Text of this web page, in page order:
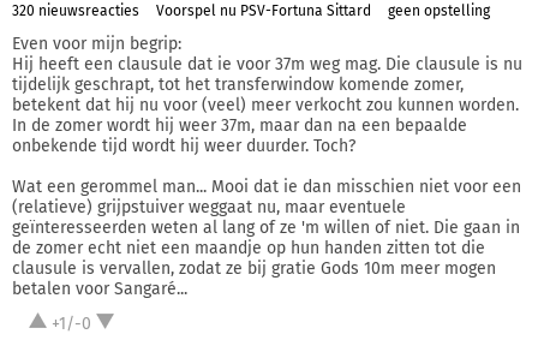
320 nieuwsreacties Voorspel nu PSV-Fortuna Sittard geen opstelling
Even voor mijn begrip:
Hij heeft een clausule dat ie voor 37m weg mag. Die clausule is nu
tijdelijk geschrapt, tot het transferwindow komende zomer,
betekent dat hij nu voor (veel) meer verkocht zou kunnen worden.
In de zomer wordt hij weer 37m, maar dan na een bepaalde
onbekende tijd wordt hij weer duurder. Toch?
Wat een gerommel man... Mooi dat ie dan misschien niet voor een
(relatieve) grijpstuiver weggaat nu, maar eventuele
geïnteresseerden weten al lang of ze 'm willen of niet. Die gaan in
de zomer echt niet een maandje op hun handen zitten tot die
clausule is vervallen, zodat ze bij gratie Gods 10m meer mogen
betalen voor Sangaré...
+1/-0